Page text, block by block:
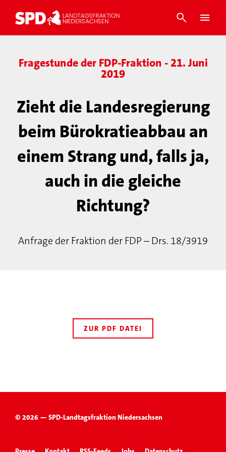
Fragestunde der FDP-Fraktion - 21. Juni
2019
Zieht die Landesregierung
beim Bürokratieabbau an
einem Strang und, falls ja,
auch in die gleiche
Richtung?
Anfrage der Fraktion der FDP – Drs. 18/3919
ZUR PDF DATEI
© 2026 — SPD-Landtagsfraktion Niedersachsen